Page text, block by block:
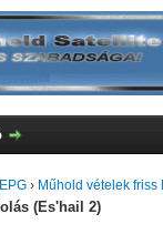
› Műhold vételek friss
(Es'hail 2)